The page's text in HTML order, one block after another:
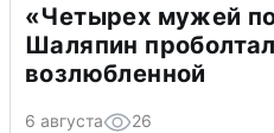
«Четырех мужей
Шаляпин
возлюбленной
6 августа 26